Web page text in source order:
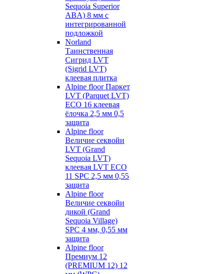
Sequoia Superior
ABA) 8 мм с
интегрированной
подложкой
Norland
Таинственная
Сигрид LVT
(Sigrid LVT)
клеевая плитка
Alpine floor Паркет
LVT (Parquet LVT)
ECO 16 клеевая
ёлочка 2,5 мм 0,5
защита
Alpine floor
Величие секвойи
LVT (Grand
Sequoia LVT)
клеевая LVT ECO
11 SPC 2,5 мм 0,55
защита
Alpine floor
Величие секвойи
дикой (Grand
Sequoia Village)
SPC 4 мм, 0,55 мм
защита
Alpine floor
Премиум 12
(PREMIUM 12) 12